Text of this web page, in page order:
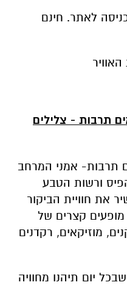
לאתר. חינם
תרבות - צלילים
תרבות- אמני המרחב
ורשות הטבע
את חוויית הביקור
קצרים של
מוזיקאים, רקדנים
יום תיהנו מחוויה